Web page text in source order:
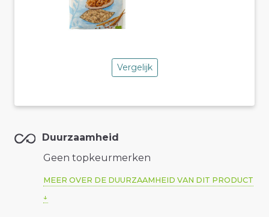
Vergelijk
Duurzaamheid
Geen topkeurmerken
MEER OVER DE DUURZAAMHEID VAN DIT PRODUCT